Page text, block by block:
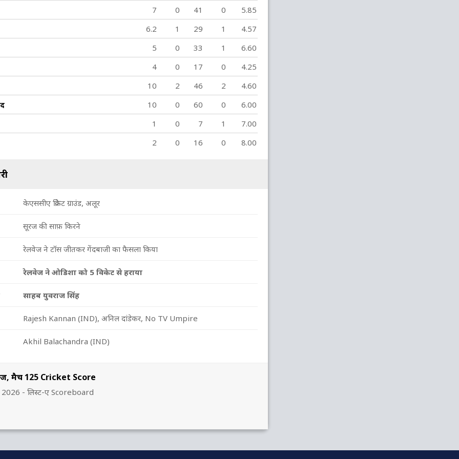
मैच 125 Cricket Score
- लिस्ट-ए Scoreboard
223/9
प्रधान
251/10
सौम्या लेंका
7 0 41 0
5.85
6.2 1 29 1
4.57
5 0 33 1
6.60
4 0 17 0
4.25
10 2 46 2
4.60
10 0 60 0
6.00
1 0 7 1
7.00
2 0 16 0 8.00
केएससीए क्रिकेट ग्राउंड, अलूर
सूरज की साफ़ किरने
रेलवेज ने टॉस जीतकर गेंदबाजी का फैसला किया
रेलवेज ने ओडिशा को 5 विकेट से हराया
साहब युवराज सिंह
Rajesh Kannan (IND), अनिल दांडेकर, No TV Umpire
Akhil Balachandra (IND)